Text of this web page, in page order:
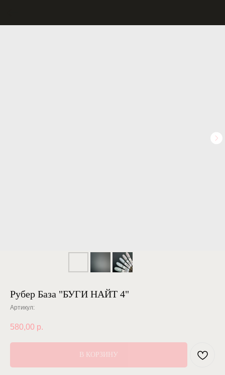
Рубер База "БУГИ НАЙТ 4"
Артикул:
580,00 р.
В КОРЗИНУ